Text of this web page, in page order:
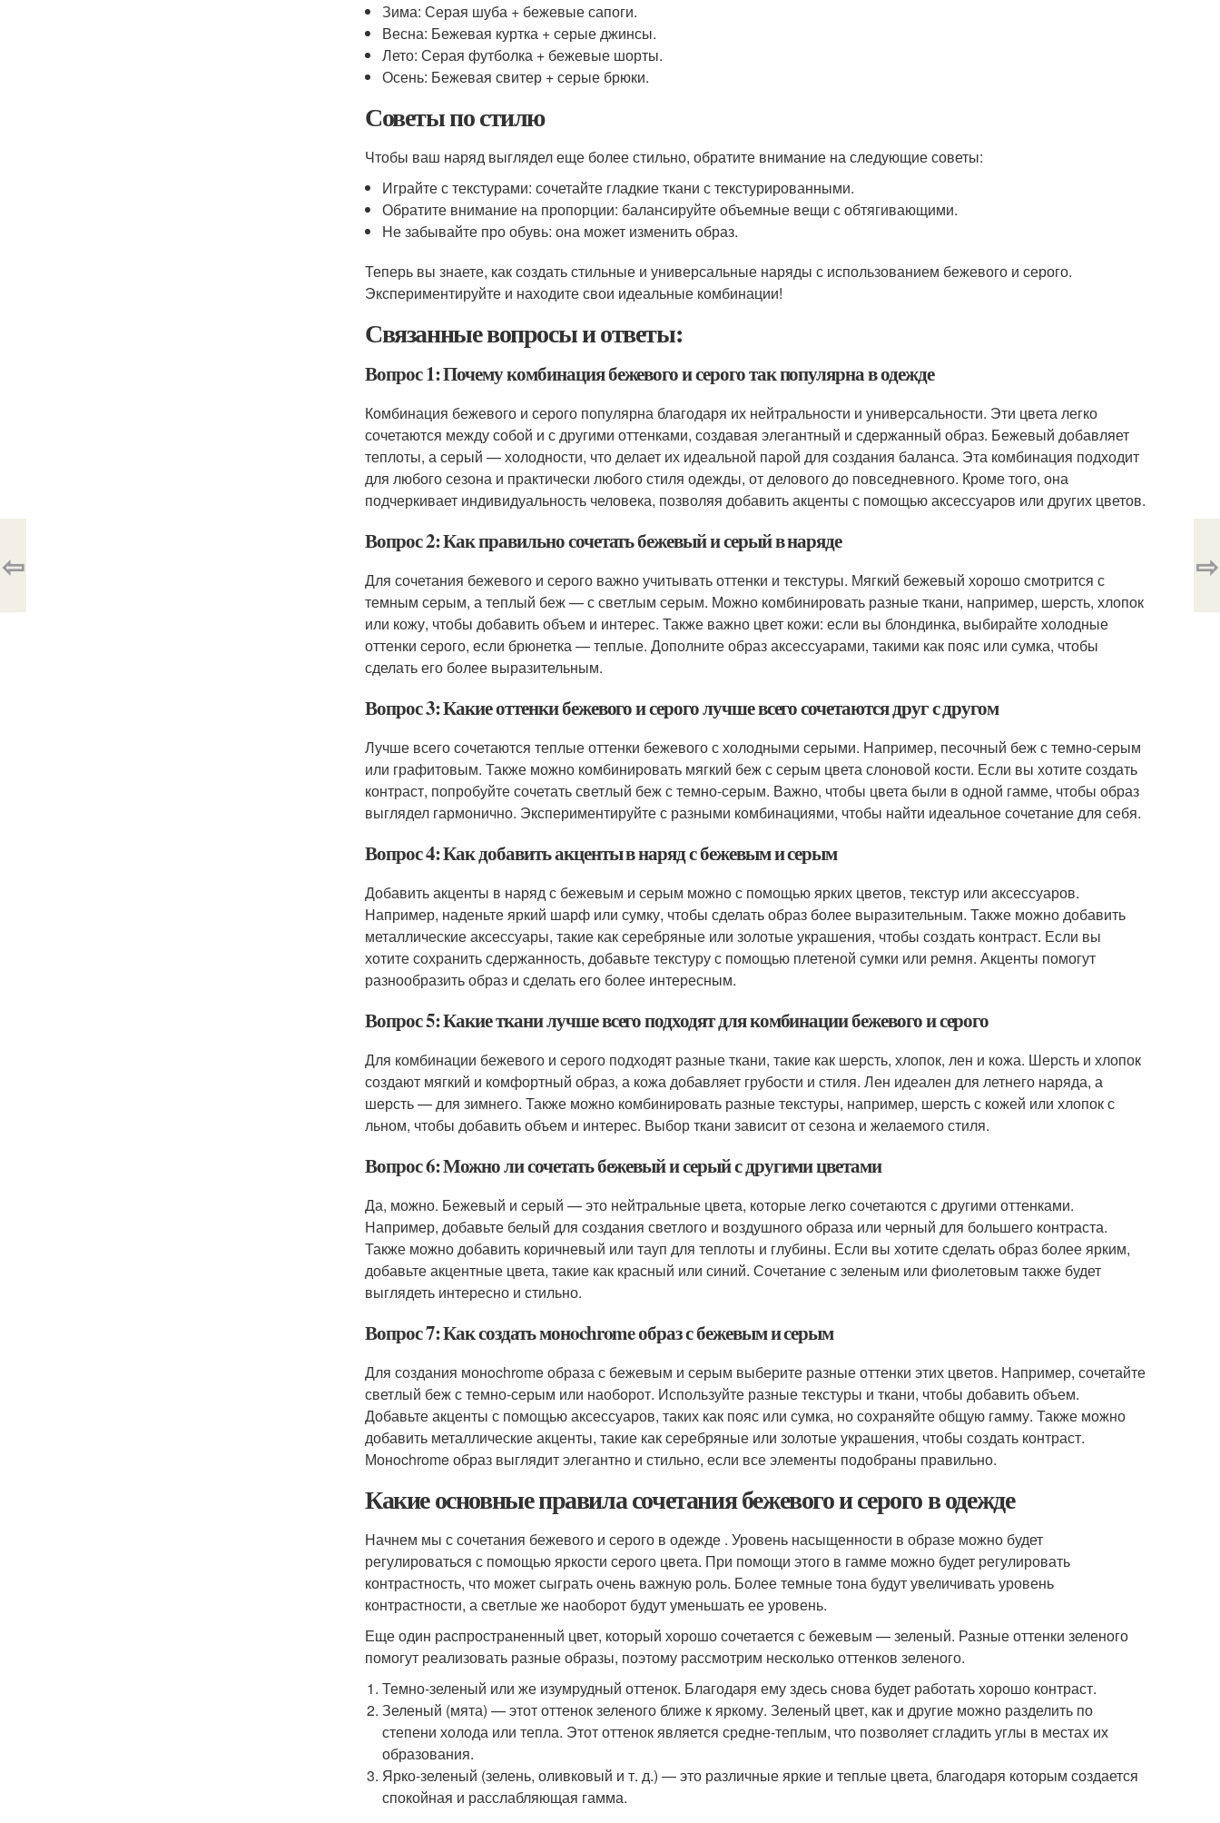
Зима: Серая шуба + бежевые сапоги.
Весна: Бежевая куртка + серые джинсы.
Лето: Серая футболка + бежевые шорты.
Осень: Бежевая свитер + серые брюки.
Советы по стилю
Чтобы ваш наряд выглядел еще более стильно, обратите внимание на следующие советы:
Играйте с текстурами: сочетайте гладкие ткани с текстурированными.
Обратите внимание на пропорции: балансируйте объемные вещи с обтягивающими.
Не забывайте про обувь: она может изменить образ.
Теперь вы знаете, как создать стильные и универсальные наряды с использованием бежевого и серого.
Экспериментируйте и находите свои идеальные комбинации!
Связанные вопросы и ответы:
Вопрос 1: Почему комбинация бежевого и серого так популярна в одежде
Комбинация бежевого и серого популярна благодаря их нейтральности и универсальности. Эти цвета легко
сочетаются между собой и с другими оттенками, создавая элегантный и сдержанный образ. Бежевый добавляет
теплоты, а серый — холодности, что делает их идеальной парой для создания баланса. Эта комбинация подходит
для любого сезона и практически любого стиля одежды, от делового до повседневного. Кроме того, она
подчеркивает индивидуальность человека, позволяя добавить акценты с помощью аксессуаров или других цветов.
Вопрос 2: Как правильно сочетать бежевый и серый в наряде
Для сочетания бежевого и серого важно учитывать оттенки и текстуры. Мягкий бежевый хорошо смотрится с
темным серым, а теплый беж — с светлым серым. Можно комбинировать разные ткани, например, шерсть, хлопок
или кожу, чтобы добавить объем и интерес. Также важно цвет кожи: если вы блондинка, выбирайте холодные
оттенки серого, если брюнетка — теплые. Дополните образ аксессуарами, такими как пояс или сумка, чтобы
сделать его более выразительным.
Вопрос 3: Какие оттенки бежевого и серого лучше всего сочетаются друг с другом
Лучше всего сочетаются теплые оттенки бежевого с холодными серыми. Например, песочный беж с темно-серым
или графитовым. Также можно комбинировать мягкий беж с серым цвета слоновой кости. Если вы хотите создать
контраст, попробуйте сочетать светлый беж с темно-серым. Важно, чтобы цвета были в одной гамме, чтобы образ
выглядел гармонично. Экспериментируйте с разными комбинациями, чтобы найти идеальное сочетание для себя.
Вопрос 4: Как добавить акценты в наряд с бежевым и серым
Добавить акценты в наряд с бежевым и серым можно с помощью ярких цветов, текстур или аксессуаров.
Например, наденьте яркий шарф или сумку, чтобы сделать образ более выразительным. Также можно добавить
металлические аксессуары, такие как серебряные или золотые украшения, чтобы создать контраст. Если вы
хотите сохранить сдержанность, добавьте текстуру с помощью плетеной сумки или ремня. Акценты помогут
разнообразить образ и сделать его более интересным.
Вопрос 5: Какие ткани лучше всего подходят для комбинации бежевого и серого
Для комбинации бежевого и серого подходят разные ткани, такие как шерсть, хлопок, лен и кожа. Шерсть и хлопок
создают мягкий и комфортный образ, а кожа добавляет грубости и стиля. Лен идеален для летнего наряда, а
шерсть — для зимнего. Также можно комбинировать разные текстуры, например, шерсть с кожей или хлопок с
льном, чтобы добавить объем и интерес. Выбор ткани зависит от сезона и желаемого стиля.
Вопрос 6: Можно ли сочетать бежевый и серый с другими цветами
Да, можно. Бежевый и серый — это нейтральные цвета, которые легко сочетаются с другими оттенками.
Например, добавьте белый для создания светлого и воздушного образа или черный для большего контраста.
Также можно добавить коричневый или тауп для теплоты и глубины. Если вы хотите сделать образ более ярким,
добавьте акцентные цвета, такие как красный или синий. Сочетание с зеленым или фиолетовым также будет
выглядеть интересно и стильно.
Вопрос 7: Как создать монochrome образ с бежевым и серым
Для создания монochrome образа с бежевым и серым выберите разные оттенки этих цветов. Например, сочетайте
светлый беж с темно-серым или наоборот. Используйте разные текстуры и ткани, чтобы добавить объем.
Добавьте акценты с помощью аксессуаров, таких как пояс или сумка, но сохраняйте общую гамму. Также можно
добавить металлические акценты, такие как серебряные или золотые украшения, чтобы создать контраст.
Монochrome образ выглядит элегантно и стильно, если все элементы подобраны правильно.
Какие основные правила сочетания бежевого и серого в одежде
Начнем мы с сочетания бежевого и серого в одежде . Уровень насыщенности в образе можно будет
регулироваться с помощью яркости серого цвета. При помощи этого в гамме можно будет регулировать
контрастность, что может сыграть очень важную роль. Более темные тона будут увеличивать уровень
контрастности, а светлые же наоборот будут уменьшать ее уровень.
Еще один распространенный цвет, который хорошо сочетается с бежевым — зеленый. Разные оттенки зеленого
помогут реализовать разные образы, поэтому рассмотрим несколько оттенков зеленого.
Темно-зеленый или же изумрудный оттенок. Благодаря ему здесь снова будет работать хорошо контраст.
Зеленый (мята) — этот оттенок зеленого ближе к яркому. Зеленый цвет, как и другие можно разделить по
степени холода или тепла. Этот оттенок является средне-теплым, что позволяет сгладить углы в местах их
образования.
Ярко-зеленый (зелень, оливковый и т. д.) — это различные яркие и теплые цвета, благодаря которым создается
спокойная и расслабляющая гамма.
⇦ ⇨